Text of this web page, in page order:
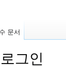
로그인
문서